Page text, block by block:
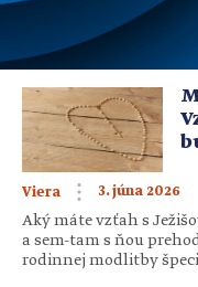
Viera 3. júna 2026
Aký máte vzťah s
a sem-tam s ňou
rodinnej modlitby